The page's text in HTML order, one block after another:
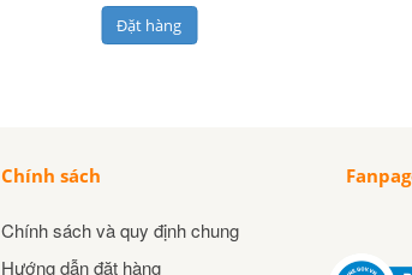
Đặt hàng
Chính sách
Chính sách và quy định chung
Hướng dẫn đặt hàng